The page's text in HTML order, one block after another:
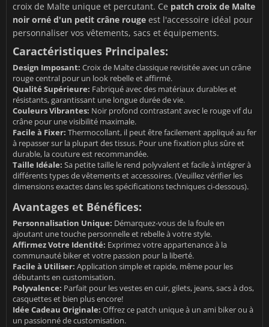
croix de Malte unique et percutant. Ce patch croix de Malte
noir orné d'un petit crâne rouge est l'accessoire idéal pour
personnaliser vos vêtements, sacs et équipements.
Caractéristiques Principales:
Design Imposant: Croix de Malte classique revisitée avec un crâne
rouge central pour un look rebelle et affirmé.
Qualité Supérieure: Fabriqué avec des matériaux durables et
résistants, garantissant une longue durée de vie.
Couleurs Vibrantes: Noir profond contrastant avec le rouge vif du
crâne pour une visibilité maximale.
Facile à Fixer: Thermocollant, il peut être facilement appliqué au fer
à repasser sur la plupart des tissus. Pour une fixation plus sûre et
durable, la couture est recommandée.
Taille Idéale: Sa petite taille le rend polyvalent et facile à intégrer à
différents types de vêtements et accessoires. (Veuillez vérifier les
dimensions exactes dans les spécifications techniques ci-dessous).
Avantages et Bénéfices:
Personnalisation Unique: Démarquez-vous de la foule en
ajoutant une touche personnelle et rebelle à votre style.
Affirmez Votre Identité: Exprimez votre appartenance à la
communauté biker et votre passion pour la liberté.
Facile à Utiliser: Application simple et rapide, même pour les
débutants en customisation.
Polyvalence: Parfait pour les vestes en cuir, gilets, jeans, sacs à dos,
casquettes et bien plus encore!
Idée Cadeau Originale: Offrez ce patch unique à un ami biker ou à
un passionné de customisation.